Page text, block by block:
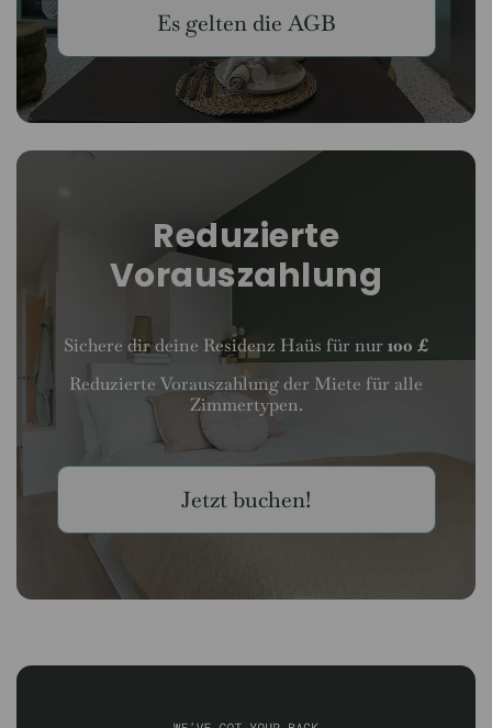
Es gelten die AGB
Reduzierte
Vorauszahlung
Sichere dir deine Residenz Haüs für nur 100 £
Reduzierte Vorauszahlung der Miete für alle
Zimmertypen.
Jetzt buchen!